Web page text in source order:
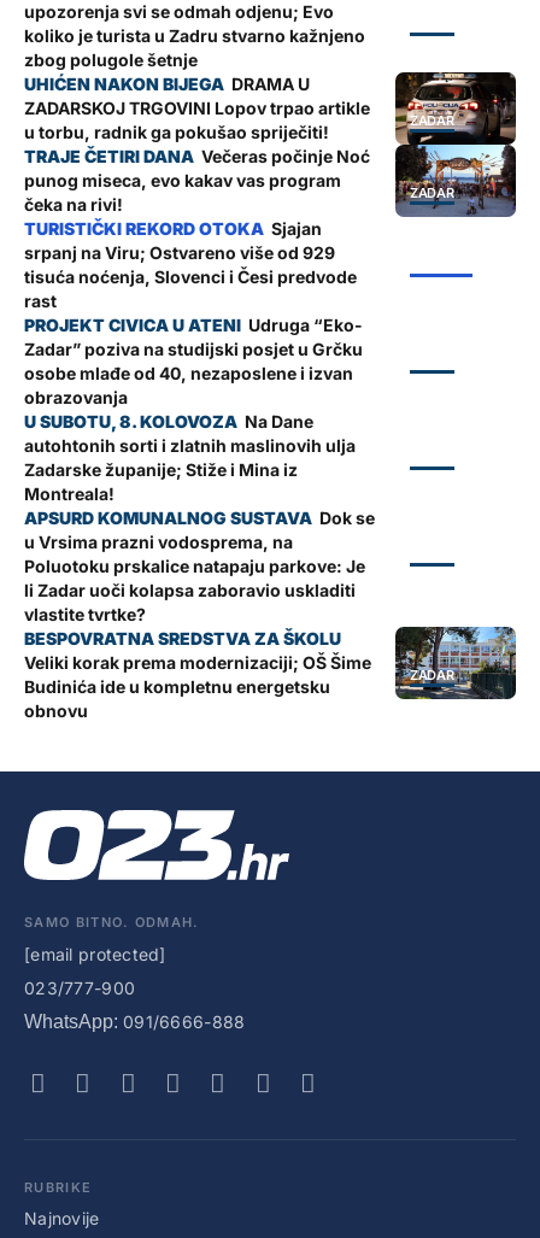
upozorenja svi se odmah odjenu; Evo
koliko je turista u Zadru stvarno kažnjeno
zbog polugole šetnje
ZADAR
DRAMA U
ZADARSKOJ TRGOVINI Lopov trpao artikle
u torbu, radnik ga pokušao spriječiti!
ZADAR
Večeras počinje Noć
punog miseca, evo kakav vas program
čeka na rivi!
Sjajan
srpanj na Viru; Ostvareno više od 929
tisuća noćenja, Slovenci i Česi predvode
rast
Udruga “Eko-
Zadar” poziva na studijski posjet u Grčku
osobe mlađe od 40, nezaposlene i izvan
obrazovanja
Na Dane
autohtonih sorti i zlatnih maslinovih ulja
Zadarske županije; Stiže i Mina iz
Montreala!
Dok se
u Vrsima prazni vodosprema, na
Poluotoku prskalice natapaju parkove: Je
li Zadar uoči kolapsa zaboravio uskladiti
vlastite tvrtke?
ZADAR
Veliki korak prema modernizaciji; OŠ Šime
Budinića ide u kompletnu energetsku
obnovu
SAMO BITNO. ODMAH.
[email protected]
023/777-900
WhatsApp: 091/6666-888
RUBRIKE
Najnovije